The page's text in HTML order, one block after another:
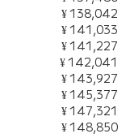
¥ 138,042
¥ 141,033
¥ 141,227
¥ 142,041
¥ 143,927
¥ 145,377
¥ 147,321
¥ 148,850